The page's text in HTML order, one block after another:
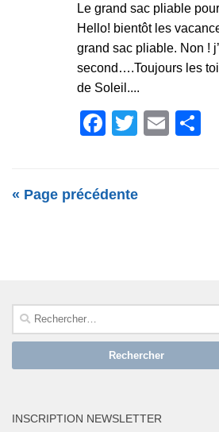
Le grand sac pliable
Hello! bientôt les
grand sac pliable. Non !
second….Toujours les
de Soleil....
Facebook
TwitterEmail
« Page précédente
Rechercher :
INSCRIPTION NEWSLETTER